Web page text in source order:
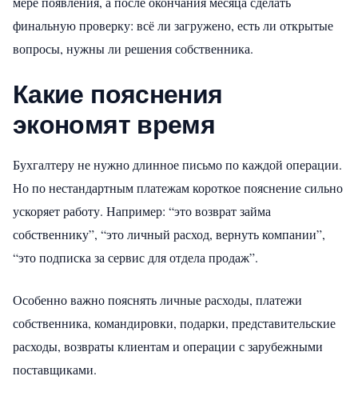
финальную проверку: всё ли загружено, есть ли открытые
вопросы, нужны ли решения собственника.
Какие пояснения
экономят время
Бухгалтеру не нужно длинное письмо по каждой операции.
Но по нестандартным платежам короткое пояснение сильно
ускоряет работу. Например: “это возврат займа
собственнику”, “это личный расход, вернуть компании”,
“это подписка за сервис для отдела продаж”.
Особенно важно пояснять личные расходы, платежи
собственника, командировки, подарки, представительские
расходы, возвраты клиентам и операции с зарубежными
поставщиками.